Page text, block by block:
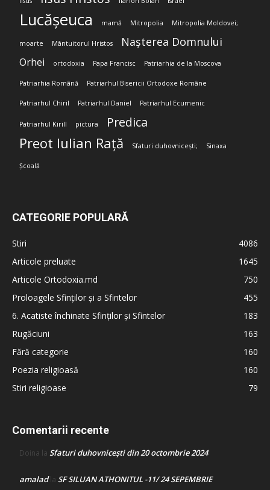
Lucășeuca mamă Mitropolia Mitropolia Moldovei;
moarte Mântuitorul Hristos Nașterea Domnului
Orhei ortodoxia Papa Francisc Patriarhia de la Moscova
Patriarhia Română Patriarhul Bisericii Ortodoxe Române
Patriarhul Chiril Patriarhul Daniel Patriarhul Ecumenic
Patriarhul Kirill pictura Predica
Preot Iulian Rață Sfaturi duhovnicești; Sinaxa
Școală
CATEGORIE POPULARĂ
Stiri
4086
Articole preluate
1645
Articole Ortodoxia.md
750
Proloagele Sfinților și a Sfintelor
455
6. Acatiste închinate Sfinților și Sfintelor
183
Rugăciuni
163
Fără categorie
160
Poezia religioasă
160
Stiri religioase
79
Comentarii recente
Doina la Sfaturi duhovnicești din 20 octombrie 2024
amaladla SF SILUAN ATHONITUL -11/ 24 SEPEMBRIE